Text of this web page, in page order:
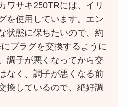
ワサキ250TRには、イリ
を使用しています。エン
状態に保ちたいので、約
プラグを交換するように
調子が悪くなってから交
なく、調子が悪くなる前
換しているので、絶好調